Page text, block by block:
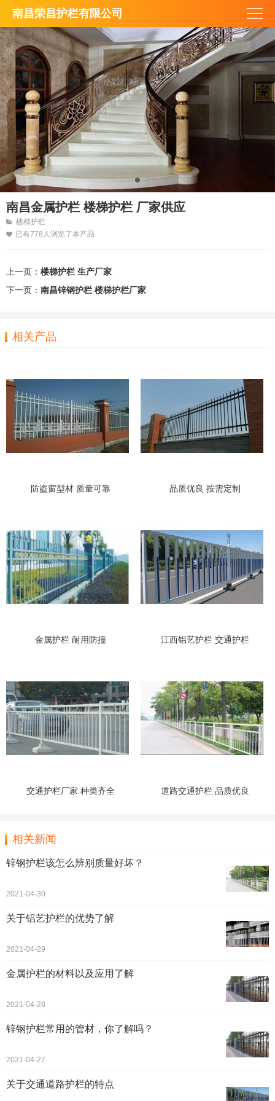
南昌荣昌护栏有限公司
南昌金属护栏 楼梯护栏 厂家供应
楼梯护栏
已有778人浏览了本产品
上一页： 楼梯护栏 生产厂家
下一页： 南昌锌钢护栏 楼梯护栏厂家
相关产品
防盗窗型材 质量可靠 品质优良 按需定制
金属护栏 耐用防撞 江西铝艺护栏 交通护栏
交通护栏厂家 种类齐全 道路交通护栏 品质优良
相关新闻
锌钢护栏该怎么辨别质量好坏？
2021-04-30
关于铝艺护栏的优势了解
2021-04-29
金属护栏的材料以及应用了解
2021-04-28
锌钢护栏常用的管材，你了解吗？
2021-04-27
关于交通道路护栏的特点